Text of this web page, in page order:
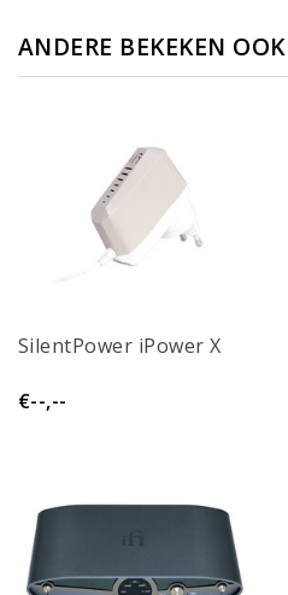
ANDERE BEKEKEN OOK
SilentPower iPower X
€--,--